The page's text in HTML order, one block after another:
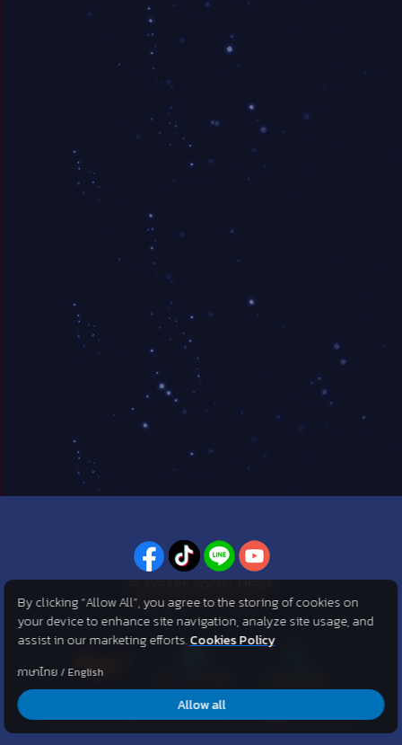
PLAYPARK SOCIAL MEDIA
ไม่พลาดทุกข่าวสารจาก PlayPark
©2007 KOG corporation . All Rights Reserved. ©2012 Asphere
Innovations Public Company Limited. All Rights Reserved.
By clicking “Allow All”, you agree to the storing of cookies on
your device to enhance site navigation, analyze site usage, and
assist in our marketing efforts.Cookies Policy
ภาษาไทย / English
Allow all